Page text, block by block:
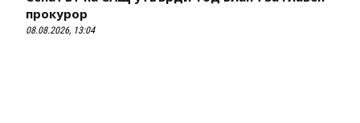
прокурор
08.08.2026, 13:04